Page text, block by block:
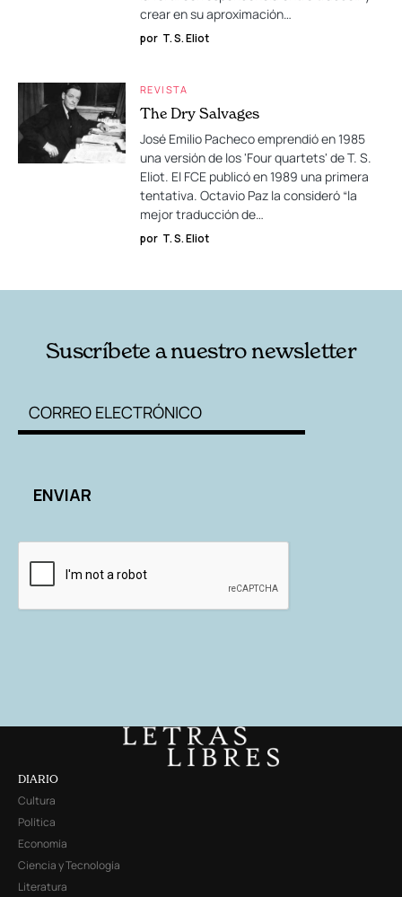
crear en su aproximación…
por T. S. Eliot
REVISTA
The Dry Salvages
José Emilio Pacheco emprendió en 1985
una versión de los 'Four quartets' de T. S.
Eliot. El FCE publicó en 1989 una primera
tentativa. Octavio Paz la consideró “la
mejor traducción de…
por T. S. Eliot
Suscríbete a nuestro newsletter
DIARIO
Cultura
Política
Economía
Ciencia y Tecnología
Literatura